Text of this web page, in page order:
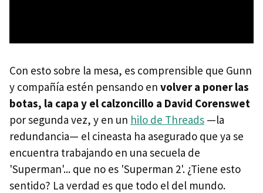
Con esto sobre la mesa, es comprensible que Gunn
y compañía estén pensando en volver a poner las
botas, la capa y el calzoncillo a David Corenswet
por segunda vez, y en un hilo de Threads —la
redundancia— el cineasta ha asegurado que ya se
encuentra trabajando en una secuela de
'Superman'... que no es 'Superman 2'. ¿Tiene esto
sentido? La verdad es que todo el del mundo.